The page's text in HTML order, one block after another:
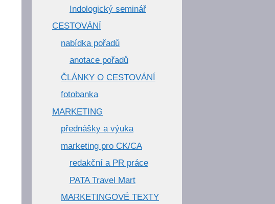
Indologický seminář
CESTOVÁNÍ
nabídka pořadů
anotace pořadů
ČLÁNKY O CESTOVÁNÍ
fotobanka
MARKETING
přednášky a výuka
marketing pro CK/CA
redakční a PR práce
PATA Travel Mart
MARKETINGOVÉ TEXTY